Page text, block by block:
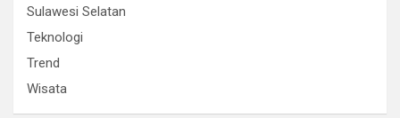
Sulawesi Selatan
Teknologi
Trend
Wisata